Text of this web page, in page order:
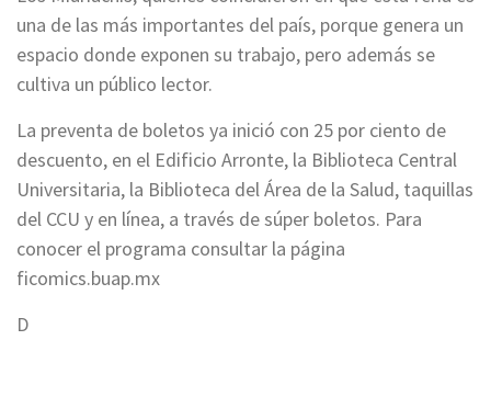
una de las más importantes del país, porque genera un
espacio donde exponen su trabajo, pero además se
cultiva un público lector.
La preventa de boletos ya inició con 25 por ciento de
descuento, en el Edificio Arronte, la Biblioteca Central
Universitaria, la Biblioteca del Área de la Salud, taquillas
del CCU y en línea, a través de súper boletos. Para
conocer el programa consultar la página
ficomics.buap.mx
D